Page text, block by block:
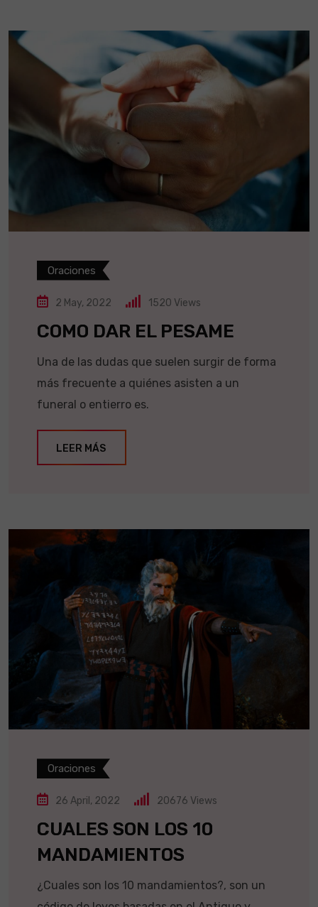
Oraciones
2 May, 2022 1520 Views
COMO DAR EL PESAME
Una de las dudas que suelen surgir de forma
más frecuente a quiénes asisten a un
funeral o entierro es.
LEER MÁS
Oraciones
26 April, 2022 20676 Views
CUALES SON LOS 10
MANDAMIENTOS
¿Cuales son los 10 mandamientos?, son un